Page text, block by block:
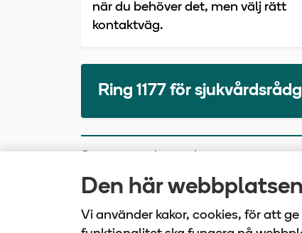
Den här
Vi använder kakor, cookies, för att
när du behöver det, men välj rätt
kontaktväg.
Ring 1177 för
2025-10-30